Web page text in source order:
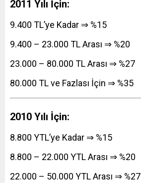
2011 Yılı İçin:
9.400 TL’ye Kadar ⇒ %15
9.400 – 23.000 TL Arası ⇒ %20
23.000 – 80.000 TL Arası ⇒ %27
80.000 TL ve Fazlası İçin ⇒ %35
2010 Yılı İçin:
8.800 YTL’ye Kadar ⇒ %15
8.800 – 22.000 YTL Arası ⇒ %20
22.000 – 50.000 YTL Arası ⇒ %27